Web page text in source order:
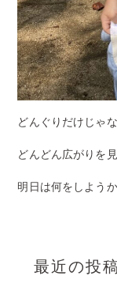
どんぐりだけじゃ
どんどん広がりを
明日は何をしよう
最近の投稿